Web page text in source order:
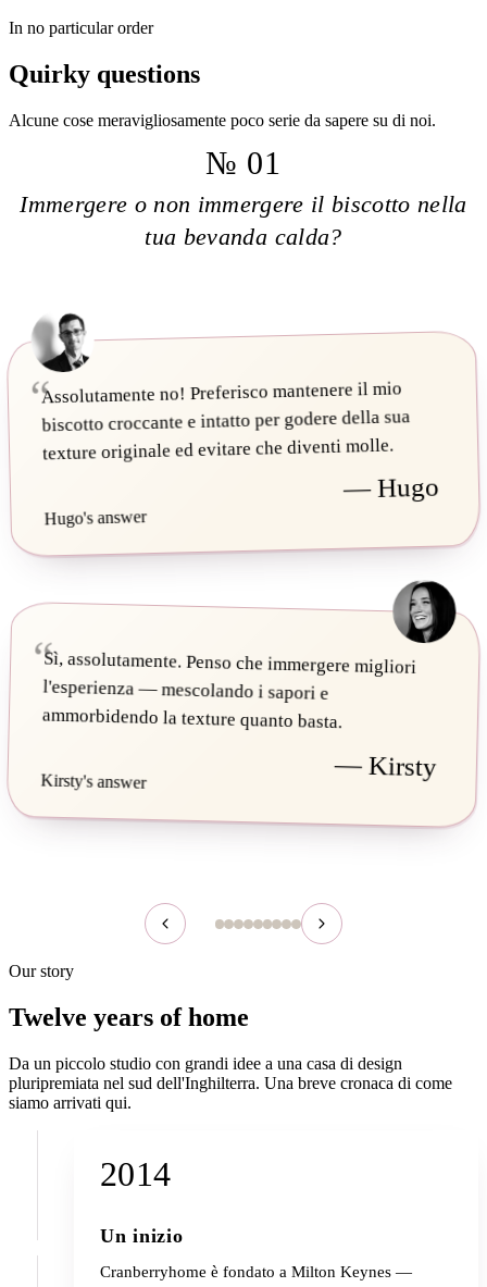
In no particular order
Quirky questions
Alcune cose meravigliosamente poco serie da sapere su di noi.
№ 01
Immergere o non immergere il biscotto nella
tua bevanda calda?
Assolutamente no! Preferisco mantenere il mio
biscotto croccante e intatto per godere della sua
texture originale ed evitare che diventi molle.
— Hugo
Hugo's answer
Sì, assolutamente. Penso che immergere migliori
l'esperienza — mescolando i sapori e
ammorbidendo la texture quanto basta.
— Kirsty
Kirsty's answer
Our story
Twelve years of home
Da un piccolo studio con grandi idee a una casa di design
pluripremiata nel sud dell'Inghilterra. Una breve cronaca di come
siamo arrivati qui.
2014
Un inizio
Cranberryhome è fondato a Milton Keynes —